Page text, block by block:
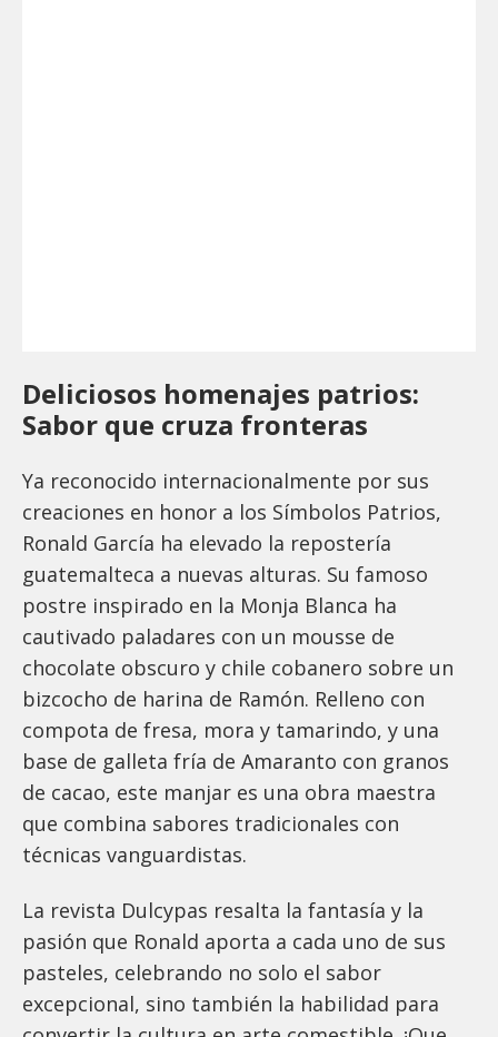
Deliciosos homenajes patrios:
Sabor que cruza fronteras
Ya reconocido internacionalmente por sus
creaciones en honor a los Símbolos Patrios,
Ronald García ha elevado la repostería
guatemalteca a nuevas alturas. Su famoso
postre inspirado en la Monja Blanca ha
cautivado paladares con un mousse de
chocolate obscuro y chile cobanero sobre un
bizcocho de harina de Ramón. Relleno con
compota de fresa, mora y tamarindo, y una
base de galleta fría de Amaranto con granos
de cacao, este manjar es una obra maestra
que combina sabores tradicionales con
técnicas vanguardistas.
La revista Dulcypas resalta la fantasía y la
pasión que Ronald aporta a cada uno de sus
pasteles, celebrando no solo el sabor
excepcional, sino también la habilidad para